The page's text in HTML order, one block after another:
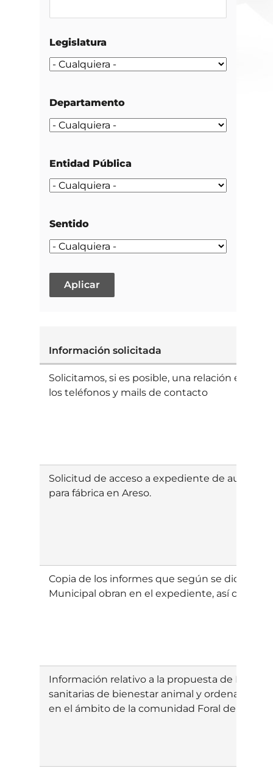
Legislatura
Departamento
Entidad Pública
Sentido
Información solicitada
Solicitamos, si es posible, una relación en
los teléfonos y mails de contacto
Solicitud de acceso a expediente de
para fábrica en Areso.
Copia de los informes que según se dice en
Municipal obran en el expediente, así como
Información relativo a la propuesta de
sanitarias de bienestar animal y ordenación
en el ámbito de la comunidad Foral de